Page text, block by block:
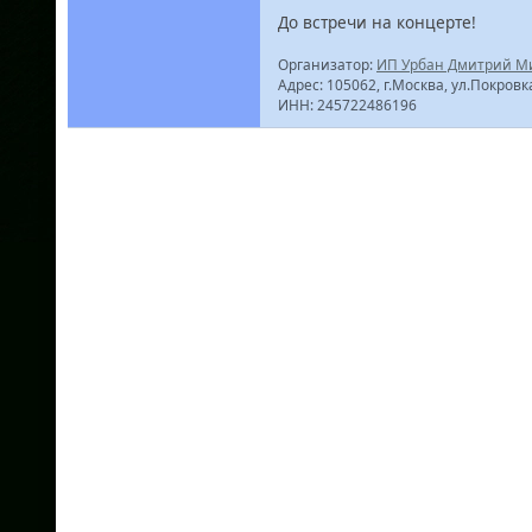
До встречи на концерте!
Организатор: ИП Урбан Дмитрий
Адрес: 105062, г.Москва,
ИНН: 245722486196